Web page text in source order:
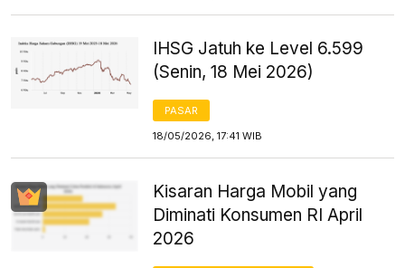
IHSG Jatuh ke Level 6.599
(Senin, 18 Mei 2026)
PASAR
18/05/2026, 17:41 WIB
Kisaran Harga Mobil yang
Diminati Konsumen RI April
2026